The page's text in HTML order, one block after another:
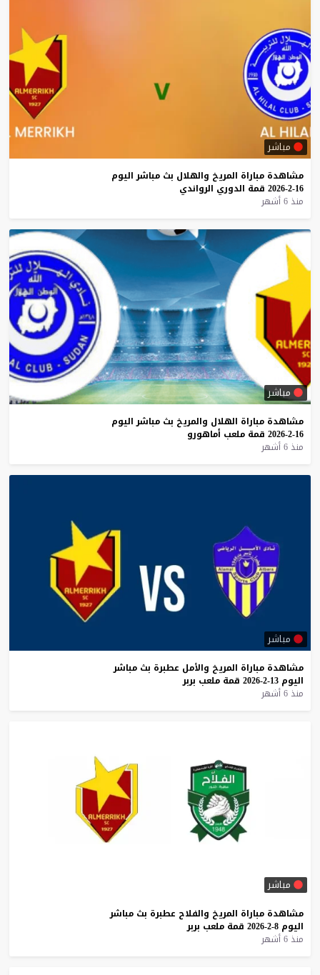
مباشر
مشاهدة مباراة المريخ والهلال بث مباشر اليوم
16-2-2026
قمة الدوري الرواندي
منذ 6 أشهر
مباشر
مشاهدة مباراة الهلال والمريخ بث مباشر اليوم
16-2-2026
قمة ملعب أماهورو
منذ 6 أشهر
مباشر
مشاهدة مباراة المريخ والأمل عطبرة بث مباشر
اليوم 13-2-2026 قمة ملعب بربر
منذ 6 أشهر
مباشر
مشاهدة مباراة المريخ والفلاح عطبرة بث مباشر
اليوم 8-2-2026 قمة ملعب بربر
منذ 6 أشهر